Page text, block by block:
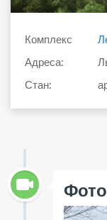
Комплекс
Адреса:
Стан: